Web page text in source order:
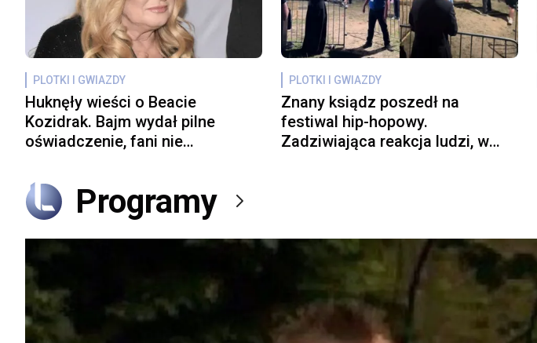
PLOTKI I GWIAZDY
Huknęły wieści o Beacie
Kozidrak. Bajm wydał pilne
oświadczenie, fani nie
PLOTKI I GWIAZDY
Znany ksiądz poszedł na
festiwal hip-hopowy.
Zadziwiająca reakcja ludzi, w
Programy